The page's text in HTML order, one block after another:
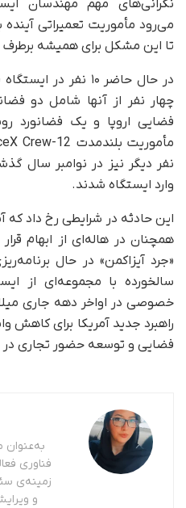
نگرانی‌های مهم مهندسان
می‌رود مأموریت تعمیراتی
تا این مشکل برای همیشه
در حال حاضر ۱۰ نفر
چهار نفر از آنها شامل دو
فضایی اروپا و یک فضانورد
وارد ایستگاه شدند.
این حادثه در شرایطی رخ داد که
همچنان در هاله‌ای از ابهام
«جرد آیزاکمن» در حال
سالخورده با مجموعه‌ای از
خصوصی در اواخر دهه جاری
راهبرد جدید آمریکا برای
فضایی و توسعه حضور تجاری
فناوری
زمینه‌ی
و